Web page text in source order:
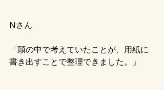
Nさん
「頭の中で考えていたことが、用紙に
書き出すことで整理できました。」